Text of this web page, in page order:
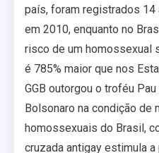
país, foram registrados
em 2010, enquanto no
risco de um homossexual
é 785% maior que nos
GGB outorgou o troféu
Bolsonaro na condição de
homossexuais do Brasil,
cruzada antigay estimula